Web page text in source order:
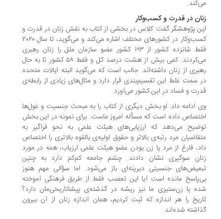
در قدرت و کسب‌وکار
پژوهشگر گفت: کلاس در بخشی از کتاب به نقش زنان در قدرت و
کسب‌وکار در کشورهای مختلف اشاره می‌کند و می‌گوید، تا سال ۲۰۲۰
فقط شانزده کشور از ۱۹۳ کشور عضو سازمان ملل را زنان رهبری
می‌کردند. کمی بیش از هشت درصد کل و فقط ۵۸ کشور تا به حال
از زنان داشته‌اند. جالب است که می‌گوید البته ایالات متحده
سمت غلط این تقسیم‌بندی قرار دارد و مثال‌های زیادی از رابطه‌ی
و فساد در این کشور می‌آورد.
ادامه داد: او بخش دیگری از کتاب را به مبحث جنسیت و غول‌ها
داده است که مسأله‌ امروز ماست. برای نمونه در این بخش
می‌دهد که ارزیابی‌های هیئت علمی به نحو فراگیر به
مرد رتبه‌ی بالاتر و حقوق اولیه‌ی بالقوه بالاتری را اختصاص
فارغ از مرد یا زن بودن عضو هیئت علمی ارزیاب، همه در مورد
سوگیری نشان دادند. چشم جامعه کم‌کم دارد به چنین
جنسیتی دیرینه‌ای باز می‌شود. اما سؤالی مهم هنوز
مانده است آیا این تعصب فقط از طریق فرهنگی آموخته
یا زن‌ستیزی ما نیز ریشه در گذشته‌ی پیشاتاریخی‌مان دارد؟
را هر اندازه که ثبت کردیم، همان اندازه زنان از آن بیرون
شده‌اند.